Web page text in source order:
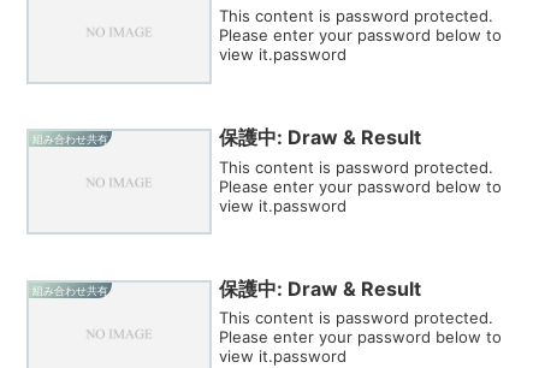
This content is password protected.
Please enter your password below to
view it.password
組み合わせ共有 保護中: Draw & Result
This content is password protected.
Please enter your password below to
view it.password
組み合わせ共有 保護中: Draw & Result
This content is password protected.
Please enter your password below to
view it.password